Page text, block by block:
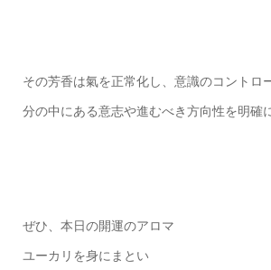
その芳香は氣を正常化し、意識のコントロ
分の中にある意志や進むべき方向性を明確
ぜひ、本日の開運のアロマ
ユーカリを身にまとい